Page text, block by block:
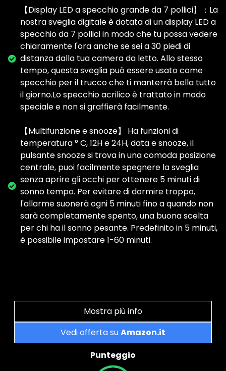
【Display LED a specchio grande da 7 pollici】：La
nostra sveglia digitale è dotata di un display LED a
specchio da 7 pollici in modo che tu possa vedere
chiaramente l'ora anche se sei a 30 piedi di
distanza dalla tua camera da letto. Allo stesso
tempo, questa sveglia può essere usato come
specchio per il trucco che ti manterrà bella tutto
il giorno.Lo specchio acrilico è trattato in modo
speciale e non si graffierà facilmente.
【Multifunzione e snooze】 Ha funzioni di
temperatura ° C, 12H e 24H, data e snooze, il
pulsante snooze si trova in una comoda posizione
centrale, puoi facilmente spegnere la sveglia
senza aprire gli occhi per ottenere 5 minuti di
sonno tempo. Per evitare di dormire troppo,
l'allarme suonerà ogni 5 minuti fino a quando non
sarà completamente spento, una buona scelta
per chi ha il sonno pesante. Predefinito in 5 minuti,
è possibile impostare 1-60 minuti.
Mostra più info
Vedi offerta suAmazon.it
Punteggio